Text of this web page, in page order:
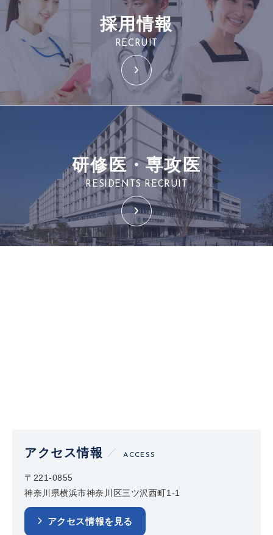
採用情報
RECRUIT
研修医・専攻医
RESIDENTS RECRUIT
アクセス情報 ACCESS
〒221-0855
神奈川県横浜市神奈川区三ツ沢西町1-1
アクセス情報を見る